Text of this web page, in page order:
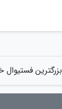
بزرگترین